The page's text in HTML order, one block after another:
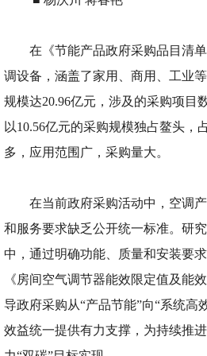
在《节能产品政府采购品目清
调设备，涵盖了家用、商用、工业
规模达20.96亿元，涉及的采购项目
以10.56亿元的采购规模独占鳌头，
多，应用范围广，采购量大。
在当前政府采购活动中，空调
和服务要求缺乏公开统一标准。研
中，通过明确功能、质量和安装要
《房间空气调节器能效限定值及能
导政府采购从“产品节能”向“系统
效益统一提供有力支撑，为持续推